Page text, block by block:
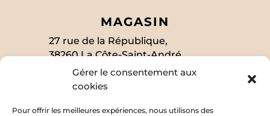
Gérer le consentement aux
cookies
Pour offrir les meilleures expériences, nous utilisons des
MAGASIN
27 rue de la République,
38260 La Côte-Saint-André
SUIVEZ-MOI